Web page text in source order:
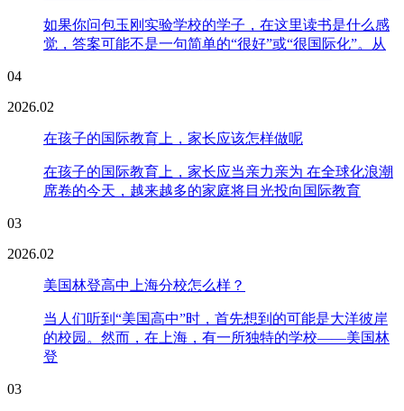
如果你问包玉刚实验学校的学子，在这里读书是什么感
觉，答案可能不是一句简单的“很好”或“很国际化”。从
04
2026.02
在孩子的国际教育上，家长应该怎样做呢
在孩子的国际教育上，家长应当亲力亲为 在全球化浪潮
席卷的今天，越来越多的家庭将目光投向国际教育
03
2026.02
美国林登高中上海分校怎么样？
当人们听到“美国高中”时，首先想到的可能是大洋彼岸
的校园。然而，在上海，有一所独特的学校——美国林
登
03